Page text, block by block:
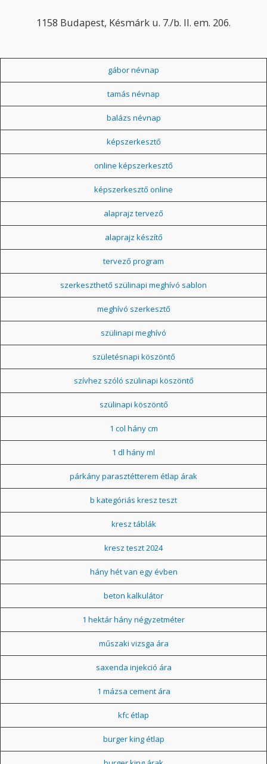
1158 Budapest, Késmárk u. 7./b. II. em. 206.
gábor névnap
tamás névnap
balázs névnap
képszerkesztő
online képszerkesztő
képszerkesztő online
alaprajz tervező
alaprajz készítő
tervező program
szerkeszthető szülinapi meghívó sablon
meghívó szerkesztő
szülinapi meghívó
születésnapi köszöntő
szívhez szóló szülinapi köszöntő
szülinapi köszöntő
1 col hány cm
1 dl hány ml
párkány parasztétterem étlap árak
b kategóriás kresz teszt
kresz táblák
kresz teszt 2024
hány hét van egy évben
beton kalkulátor
1 hektár hány négyzetméter
műszaki vizsga ára
saxenda injekció ára
1 mázsa cement ára
kfc étlap
burger king étlap